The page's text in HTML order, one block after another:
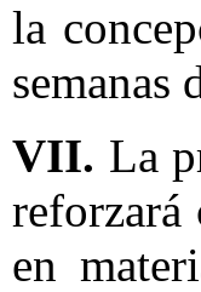
la
semanas
VII. La
en